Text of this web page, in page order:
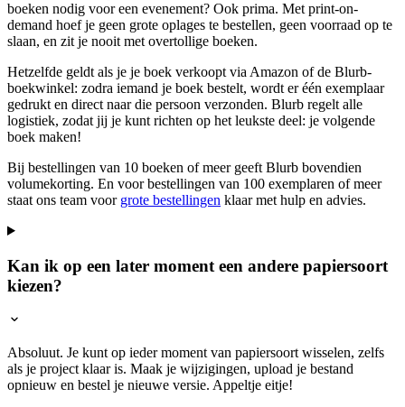
boeken nodig voor een evenement? Ook prima. Met print-on-
demand hoef je geen grote oplages te bestellen, geen voorraad op te
slaan, en zit je nooit met overtollige boeken.
Hetzelfde geldt als je je boek verkoopt via Amazon of de Blurb-
boekwinkel: zodra iemand je boek bestelt, wordt er één exemplaar
gedrukt en direct naar die persoon verzonden. Blurb regelt alle
logistiek, zodat jij je kunt richten op het leukste deel: je volgende
boek maken!
Bij bestellingen van 10 boeken of meer geeft Blurb bovendien
volumekorting. En voor bestellingen van 100 exemplaren of meer
staat ons team voor grote bestellingen klaar met hulp en advies.
Kan ik op een later moment een andere papiersoort
kiezen?
Absoluut. Je kunt op ieder moment van papiersoort wisselen, zelfs
als je project klaar is. Maak je wijzigingen, upload je bestand
opnieuw en bestel je nieuwe versie. Appeltje eitje!